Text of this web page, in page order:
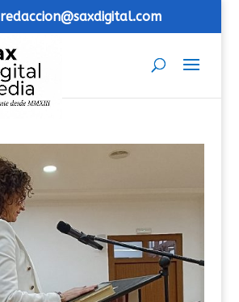
redaccion@saxdigital.com